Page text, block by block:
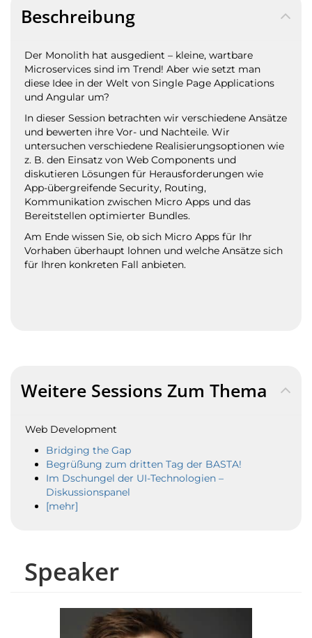
Speaker
Beschreibung
Der Monolith hat ausgedient – kleine, wartbare
Microservices sind im Trend! Aber wie setzt man
diese Idee in der Welt von Single Page Applications
und Angular um?
In dieser Session betrachten wir verschiedene Ansätze
und bewerten ihre Vor- und Nachteile. Wir
untersuchen verschiedene Realisierungsoptionen wie
z. B. den Einsatz von Web Components und
diskutieren Lösungen für Herausforderungen wie
App-übergreifende Security, Routing,
Kommunikation zwischen Micro Apps und das
Bereitstellen optimierter Bundles.
Am Ende wissen Sie, ob sich Micro Apps für Ihr
Vorhaben überhaupt lohnen und welche Ansätze sich
für Ihren konkreten Fall anbieten.
Weitere Sessions Zum Thema
Web Development
Bridging the Gap
Begrüßung zum dritten Tag der BASTA!
Im Dschungel der UI-Technologien –
Diskussionspanel
[mehr]